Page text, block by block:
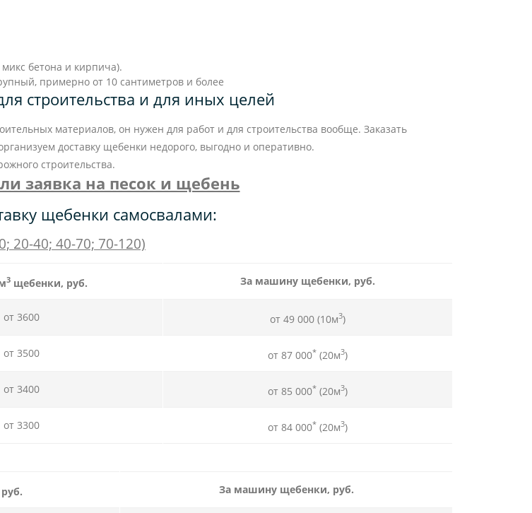
бетона и кирпича).
примерно от 10 сантиметров и более
строительства и для иных целей
материалов, он нужен для работ и для строительства вообще. Заказать
доставку щебенки недорого, выгодно и оперативно.
строительства.
заявка на песок и щебень
щебенки самосвалами:
20-40; 40-70; 70-120)
3щебенки, руб. За машину щебенки, руб.
от 3600 от 49 000 (10м3)
от 3500 от 87 000* (20м3)
от 3400 от 85 000* (20м3)
от 3300 от 84 000* (20м3)
За машину щебенки, руб.